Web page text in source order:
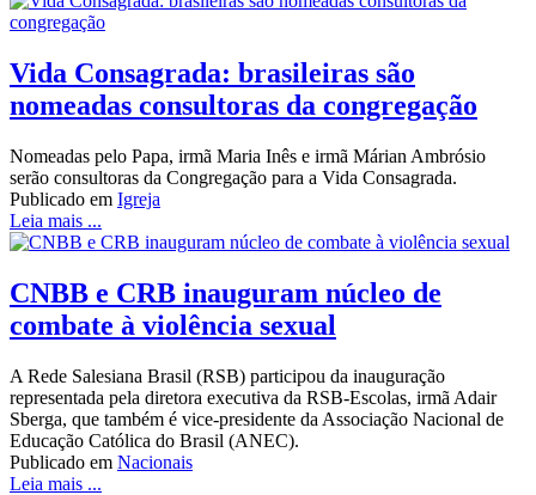
Vida Consagrada: brasileiras são
nomeadas consultoras da congregação
Nomeadas pelo Papa, irmã Maria Inês e irmã Márian Ambrósio
serão consultoras da Congregação para a Vida Consagrada.
Publicado em Igreja
Leia mais ...
CNBB e CRB inauguram núcleo de
combate à violência sexual
A Rede Salesiana Brasil (RSB) participou da inauguração
representada pela diretora executiva da RSB-Escolas, irmã Adair
Sberga, que também é vice-presidente da Associação Nacional de
Educação Católica do Brasil (ANEC).
Publicado em Nacionais
Leia mais ...